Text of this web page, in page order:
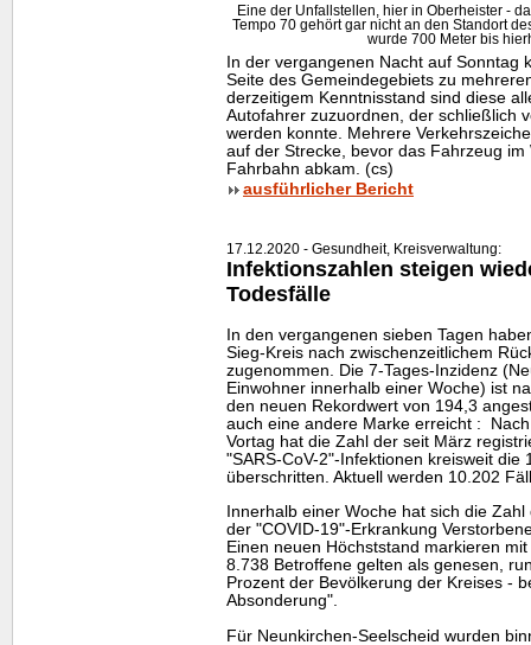
Eine der Unfallstellen, hier in Oberheister -
Tempo 70 gehört gar nicht an den Standort
wurde 700 Meter bis
In der vergangenen Nacht auf Sonntag
Seite des Gemeindegebiets zu
derzeitigem Kenntnisstand sind diese
Autofahrer zuzuordnen, der schließlich
werden konnte. Mehrere
auf der Strecke, bevor das Fahrzeug
Fahrbahn abkam. (cs)
ausführlicher Bericht
17.12.2020 - Gesundheit, Kreisverwaltung:
Infektionszahlen steigen
Todesfälle
In den vergangenen sieben Tagen
Sieg-Kreis nach zwischenzeitlichem
zugenommen. Die 7-Tages-Inzidenz
Einwohner innerhalb einer Woche) ist
den neuen Rekordwert von 194,3
auch eine andere Marke erreicht :
Vortag hat die Zahl der seit März
"SARS-CoV-2"-Infektionen kreisweit die
überschritten. Aktuell werden 10.202
Innerhalb einer Woche hat sich die
der "COVID-19"-Erkrankung
Einen neuen Höchststand markieren
8.738 Betroffene gelten als genesen,
Prozent der Bevölkerung der Kreises -
Absonderung".
Für Neunkirchen-Seelscheid wurden